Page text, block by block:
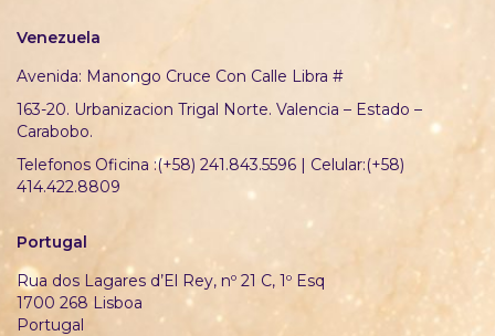
Venezuela
Avenida: Manongo Cruce Con Calle Libra #
163-20. Urbanizacion Trigal Norte. Valencia – Estado –
Carabobo.
Telefonos Oficina :(+58) 241.843.5596 | Celular:(+58)
414.422.8809
Portugal
Rua dos Lagares d’El Rey, nº 21 C, 1º Esq
1700 268 Lisboa
Portugal